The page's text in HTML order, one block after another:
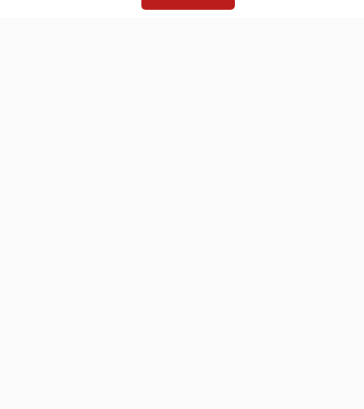
По данным правоохранителей,